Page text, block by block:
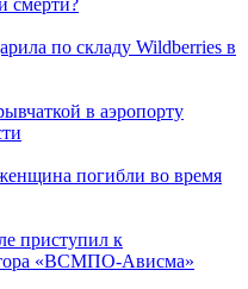
смерти?
по складу Wildberries в
в аэропорту
погибли во время
приступил к
«ВСМПО-Ависма»